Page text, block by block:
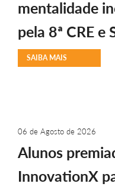
mentalidade
pela 8ª CRE e
SAIBA MAIS
06 de Agosto de 2026
Alunos
InnovationX